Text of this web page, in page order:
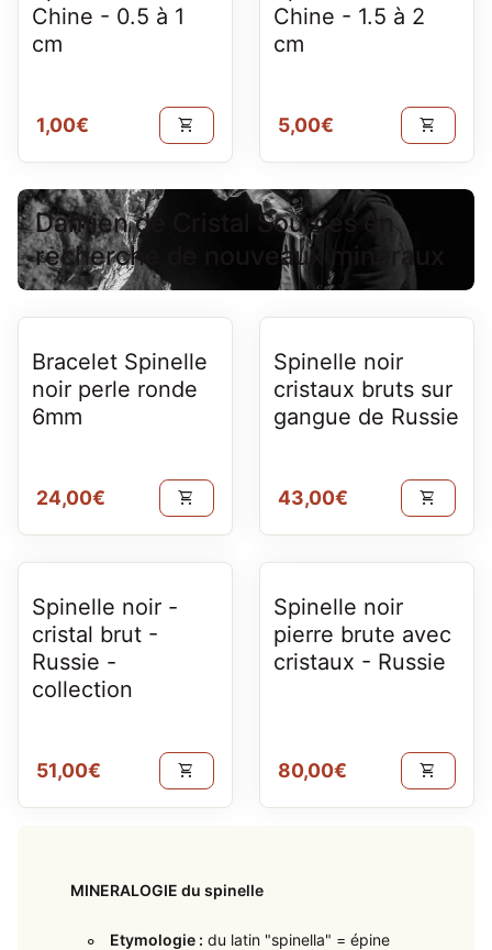
Damien de Cristal Sources en
recherche de nouveaux minéraux
Chine - 0.5 à 1
cm
Prix normal
1,00€ shopping_cart
Chine - 1.5 à 2
cm
Prix normal
5,00€ shopping_cart
Bracelet Spinelle
noir perle ronde
6mm
Prix normal
24,00€ shopping_cart
Spinelle noir
cristaux bruts sur
gangue de Russie
Prix normal
43,00€ shopping_cart
Spinelle noir -
cristal brut -
Russie -
collection
Prix normal
51,00€ shopping_cart
Spinelle noir
pierre brute avec
cristaux - Russie
Prix normal
80,00€ shopping_cart
MINERALOGIE du spinelle
Etymologie : du latin "spinella" = épine